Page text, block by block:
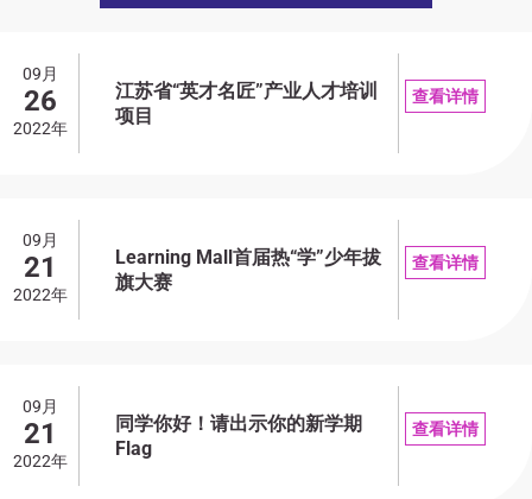
09月
26
2022年
江苏省“英才名匠”产业人才培训
项目
查看详情
09月
21
2022年
Learning Mall首届热“学”少年拔
旗大赛
查看详情
09月
21
2022年
同学你好！请出示你的新学期
Flag
查看详情